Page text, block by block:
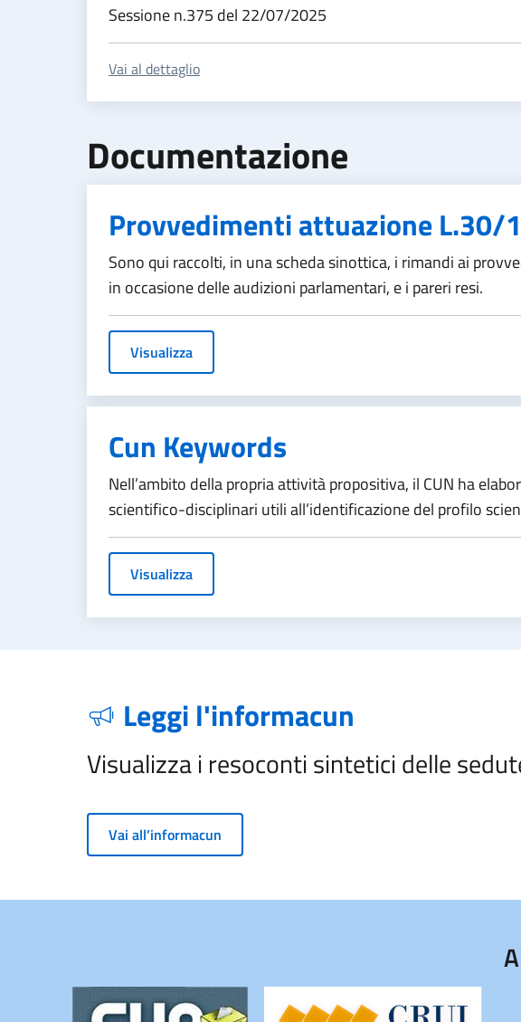
Sessione n.375 del 22/07/2025
Vai al dettaglio
Documentazione
Provvedimenti attuazione
Sono qui raccolti, in una scheda sinottica, i rimandi ai
in occasione delle audizioni parlamentari, e i pareri resi.
Visualizza
Cun Keywords
Nell’ambito della propria attività propositiva, il CUN ha
scientifico-disciplinari utili all’identificazione del profilo
Visualizza
Leggi l'informacun
Visualizza i resoconti sintetici delle
Vai all’informacun